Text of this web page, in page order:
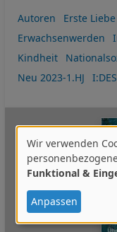
Autoren
Erste Liebe
Erwachsenwerden
Kindheit
Neu 2023-1.HJ
I:DES
von
Daten
Wir verwenden
Funktional &
Anpassen